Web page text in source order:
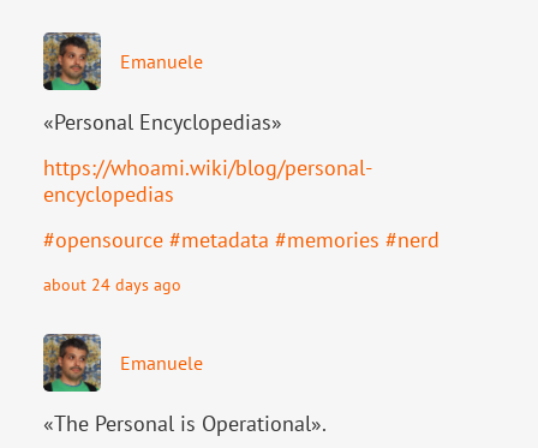
Emanuele
«Personal Encyclopedias»
https://whoami.wiki/blog/personal-
encyclopedias
#opensource #metadata #memories #nerd
about 24 days ago
Emanuele
«The Personal is Operational».